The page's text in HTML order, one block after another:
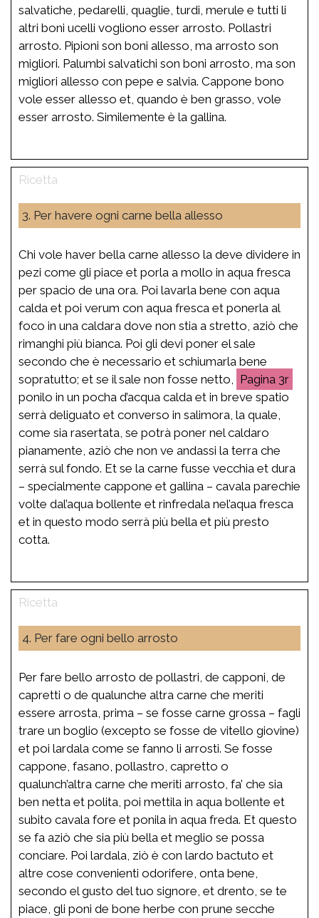
salvatiche, pedarelli, quaglie, turdi, merule e tutti li
altri boni ucelli vogliono esser arrosto. Pollastri
arrosto. Pipioni son boni allesso, ma arrosto son
migliori. Palumbi salvatichi son boni arrosto, ma son
migliori allesso con pepe e salvia. Cappone bono
vole esser allesso et, quando è ben grasso, vole
esser arrosto. Similemente è la gallina.
3. Per havere ogni carne bella allesso
Chi vole haver bella carne allesso la deve dividere in
pezi come gli piace et porla a mollo in aqua fresca
per spacio de una ora. Poi lavarla bene con aqua
calda et poi verum con aqua fresca et ponerla al
foco in una caldara dove non stia a stretto, aziò che
rimanghi più bianca. Poi gli devi poner el sale
secondo che è necessario et schiumarla bene
sopratutto; et se il sale non fosse netto,
3r
ponilo in un pocha d’acqua calda et in breve spatio
serrà deliguato et converso in salimora, la quale,
come sia rasertata, se potrà poner nel caldaro
pianamente, aziò che non ve andassi la terra che
serrà sul fondo. Et se la carne fusse vecchia et dura
– specialmente cappone et gallina – cavala parechie
volte dal’aqua bollente et rinfredala nel’aqua fresca
et in questo modo serrà più bella et più presto
cotta.
4. Per fare ogni bello arrosto
Per fare bello arrosto de pollastri, de capponi, de
capretti o de qualunche altra carne che meriti
essere arrosta, prima – se fosse carne grossa – fagli
trare un boglio (excepto se fosse de vitello giovine)
et poi lardala come se fanno li arrosti. Se fosse
cappone, fasano, pollastro, capretto o
qualunch’altra carne che meriti arrosto, fa’ che sia
ben netta et polita, poi mettila in aqua bollente et
subito cavala fore et ponila in aqua freda. Et questo
se fa aziò che sia più bella et meglio se possa
conciare. Poi lardala, ziò è con lardo bactuto et
altre cose convenienti odorifere, onta bene,
secondo el gusto del tuo signore, et drento, se te
piace, gli poni de bone herbe con prune secche